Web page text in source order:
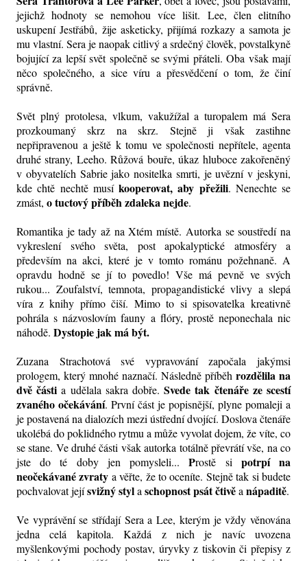
jejichž hodnoty se nemohou více lišit. Lee, člen elitního
uskupení Jestřábů, žije asketicky, přijímá rozkazy a samota je
mu vlastní. Sera je naopak citlivý a srdečný člověk, povstalkyně
bojující za lepší svět společně se svými přáteli. Oba však mají
něco společného, a sice víru a přesvědčení o tom, že činí
správně.
Svět plný protolesa, vlkum, vakužížal a turopalem má Sera
prozkoumaný skrz na skrz. Stejně ji však zastihne
nepřipravenou a ještě k tomu ve společnosti nepřítele, agenta
druhé strany, Leeho. Růžová bouře, úkaz hluboce zakořeněný
v obyvatelích Sabrie jako nositelka smrti, je uvězní v jeskyni,
kde chtě nechtě musí kooperovat, aby přežili. Nenechte se
zmást, o tuctový příběh zdaleka nejde.
Romantika je tady až na Xtém místě. Autorka se soustředí na
vykreslení svého světa, post apokalyptické atmosféry a
především na akci, které je v tomto románu požehnaně. A
opravdu hodně se jí to povedlo! Vše má pevně ve svých
rukou... Zoufalství, temnota, propagandistické vlivy a slepá
víra z knihy přímo čiší. Mimo to si spisovatelka kreativně
pohrála s názvoslovím fauny a flóry, prostě neponechala nic
náhodě. Dystopie jak má být.
Zuzana Strachotová své vypravování započala jakýmsi
prologem, který mnohé naznačí. Následně příběh rozdělila na
dvě části a udělala sakra dobře.Svede tak čtenáře ze scestí
zvaného očekávání. První část je popisnější, plyne pomaleji a
je postavená na dialozích mezi ústřední dvojící. Doslova čtenáře
ukolébá do poklidného rytmu a může vyvolat dojem, že víte, co
se stane. Ve druhé části však autorka totálně převrátí vše, na co
jste do té doby jen pomysleli...Prostě sipotrpí na
neočekávané zvraty a věřte, že to oceníte. Stejně tak si budete
pochvalovat jejísvižný stylaschopnost psát čtivěanápaditě.
Ve vyprávění se střídají Sera a Lee, kterým je vždy věnována
jedna celá kapitola. Každá z nich je navíc uvozena
myšlenkovými pochody postav, úryvky z tiskovin či přepisy z